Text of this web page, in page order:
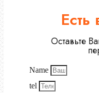
Оставьте
Name
tel